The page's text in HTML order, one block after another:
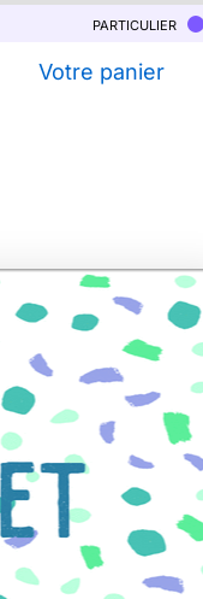
particulier
Votre panier